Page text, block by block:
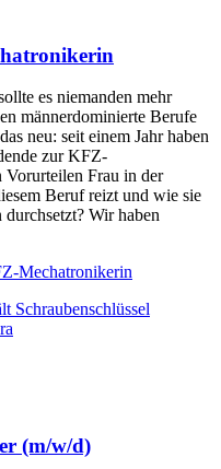
es niemanden mehr
männerdominierte Berufe
neu: seit einem Jahr haben
zur KFZ-
Frau in der
Beruf reizt und wie sie
Wir haben
Mechatronikerin
(m/w/d)